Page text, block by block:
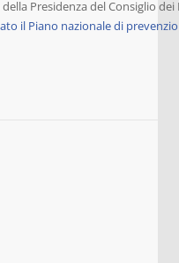
Presidenza del Consiglio
il Piano nazionale di